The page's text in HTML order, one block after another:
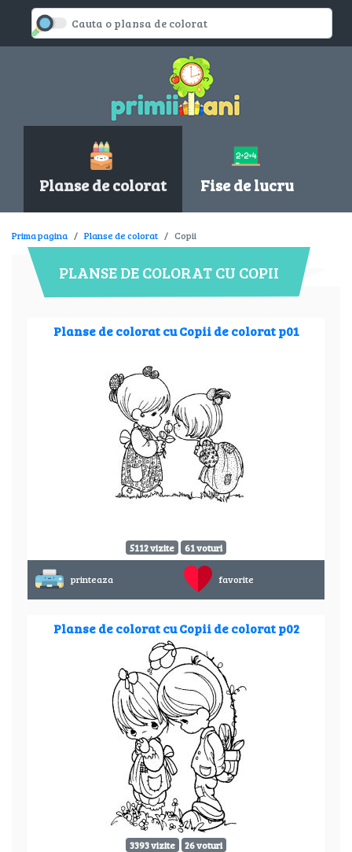
Planse de colorat Fise de lucru
Prima pagina Planse de colorat Copii
PLANSE DE COLORAT CU COPII
Planse de colorat cu Copii de colorat p01
5112 vizite 61 voturi
printeaza favorite
Planse de colorat cu Copii de colorat p02
3393 vizite 26 voturi